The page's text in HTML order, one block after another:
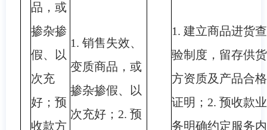
品，或
掺杂掺
假、以
次充
好；预
收款方
1. 销售失效、
变质商品，或
掺杂掺假、以
次充好；2. 预
1. 建立商品进货查
验制度，留存供货
方资质及产品合格
证明；2. 预收款业
务明确约定服务内